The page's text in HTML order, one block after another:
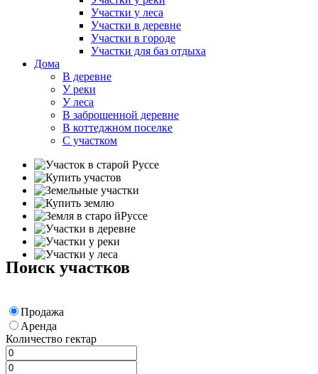
Участки у леса
Участки в деревне
Участки в городе
Участки для баз отдыха
Дома
В деревне
У реки
У леса
В заброшенной деревне
В коттеджном поселке
С участком
Поиск участков
Продажа
Аренда
Количество гектар